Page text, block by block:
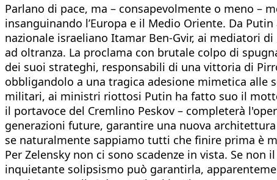
Parlano di pace, ma – consapevolmente o meno
insanguinando l’Europa e il Medio Oriente. Da
nazionale israeliano Itamar Ben-Gvir, ai mediatori
ad oltranza. La proclama con brutale colpo di
dei suoi strateghi, responsabili di una vittoria di
obbligandolo a una tragica adesione mimetica alle
militari, ai ministri riottosi Putin ha fatto suo il
il portavoce del Cremlino Peskov – completerà
generazioni future, garantire una nuova
se naturalmente sappiamo tutti che finire prima è
Per Zelensky non ci sono scadenze in vista. Se
inquietante solipsismo può garantirla,